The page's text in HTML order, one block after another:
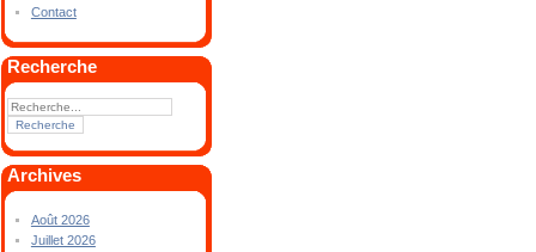
Contact
Recherche
Archives
Août 2026
Juillet 2026